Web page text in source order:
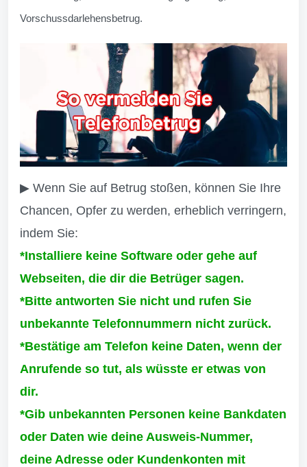
Vorschussdarlehensbetrug.
▶ Wenn Sie auf Betrug stoßen, können Sie Ihre
Chancen, Opfer zu werden, erheblich verringern,
indem Sie:
*Installiere keine Software oder gehe auf
Webseiten, die dir die Betrüger sagen.
*Bitte antworten Sie nicht und rufen Sie
unbekannte Telefonnummern nicht zurück.
*Bestätige am Telefon keine Daten, wenn der
Anrufende so tut, als wüsste er etwas von
dir.
*Gib unbekannten Personen keine Bankdaten
oder Daten wie deine Ausweis-Nummer,
deine Adresse oder Kundenkonten mit